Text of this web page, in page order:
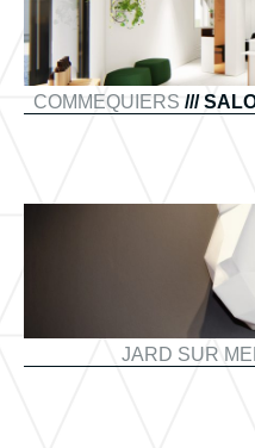
COMMEQUIERS ///
JARD SUR